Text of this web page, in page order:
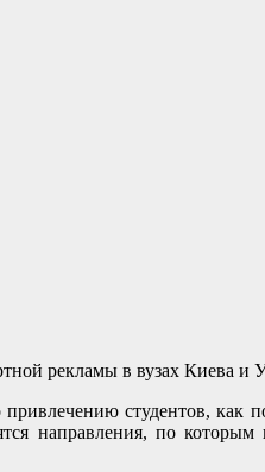
рекламы в вузах Киева и
студентов,
направления, по которым